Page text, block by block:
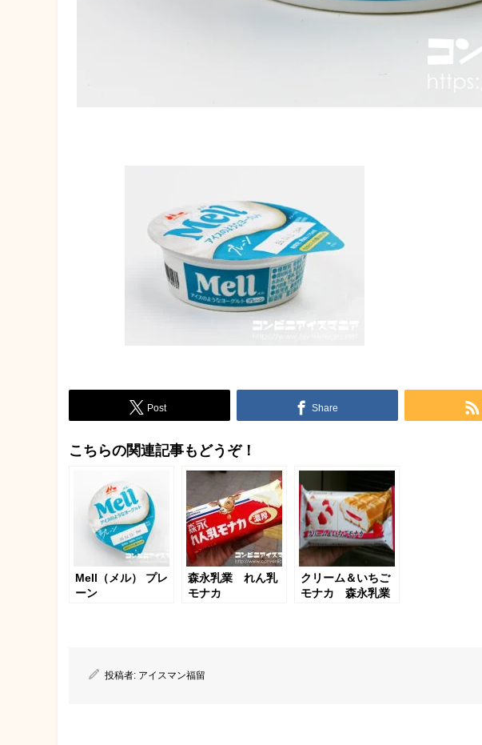
Post Share
こちらの関連記事もどうぞ！
Mell（メル） プレ
ーン
森永乳業 れん乳
モナカ
クリーム＆いちご
モナカ 森永乳業
投稿者: アイスマン福留